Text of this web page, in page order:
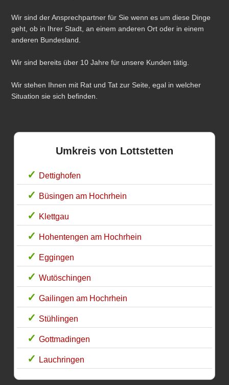
Wir sind der Ansprechpartner für Sie wenn es um diese Dinge
geht, ob in Ihrer Stadt, an einem anderen Ort oder in einem
anderen Bundesland.
Wir sind bereits über 10 Jahre für unsere Kunden tätig.
Wir stehen Ihnen mit Rat und Tat zur Seite, egal in welcher
Situation sie sich befinden.
Umkreis von Lottstetten
Dettighofen
Büsingen am Hochrhein
Klettgau
Hohentengen am Hochrhein
Eggingen
Wutöschingen
Gailingen am Hochrhein
Stühlingen
Gottmadingen
Lauchringen